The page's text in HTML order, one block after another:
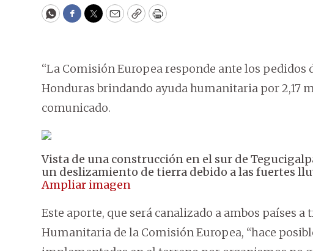
WhatsApp
Facebook
Twitter
EmailCopyPrint
“La Comisión Europea responde ante los
Honduras brindando ayuda humanitaria por 2,17
comunicado.
Vista de una construcción en el sur de
un deslizamiento de tierra debido a las fuertes
Ampliar imagen
Este aporte, que será canalizado a ambos países
Humanitaria de la Comisión Europea, “hace